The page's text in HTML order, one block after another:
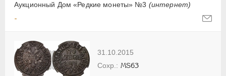
Аукционный Дом «Редкие монеты» №3 (интернет)
-
31.10.2015
MS63